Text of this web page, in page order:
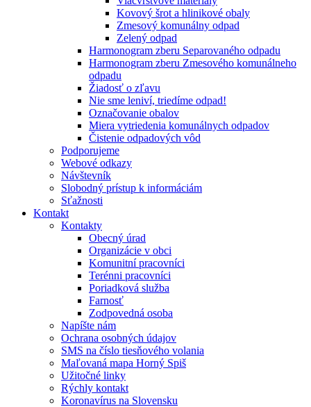
Kovový šrot a hlinikové obaly
Zmesový komunálny odpad
Zelený odpad
Harmonogram zberu Separovaného odpadu
Harmonogram zberu Zmesového komunálneho
odpadu
Žiadosť o zľavu
Nie sme leniví, triedíme odpad!
Označovanie obalov
Miera vytriedenia komunálnych odpadov
Čistenie odpadových vôd
Podporujeme
Webové odkazy
Návštevník
Slobodný prístup k informáciám
Sťažnosti
Kontakt
Kontakty
Obecný úrad
Organizácie v obci
Komunitní pracovníci
Terénni pracovníci
Poriadková služba
Farnosť
Zodpovedná osoba
Napíšte nám
Ochrana osobných údajov
SMS na číslo tiesňového volania
Maľovaná mapa Horný Spiš
Užitočné linky
Rýchly kontakt
Koronavírus na Slovensku